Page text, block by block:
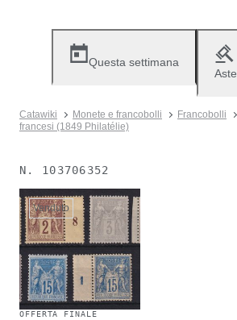
Questa settimana
Aste
Catawiki Monete e francobolli Francobolli
francesi (1849 Philatélie)
N. 103706352
Venduto
OFFERTA FINALE